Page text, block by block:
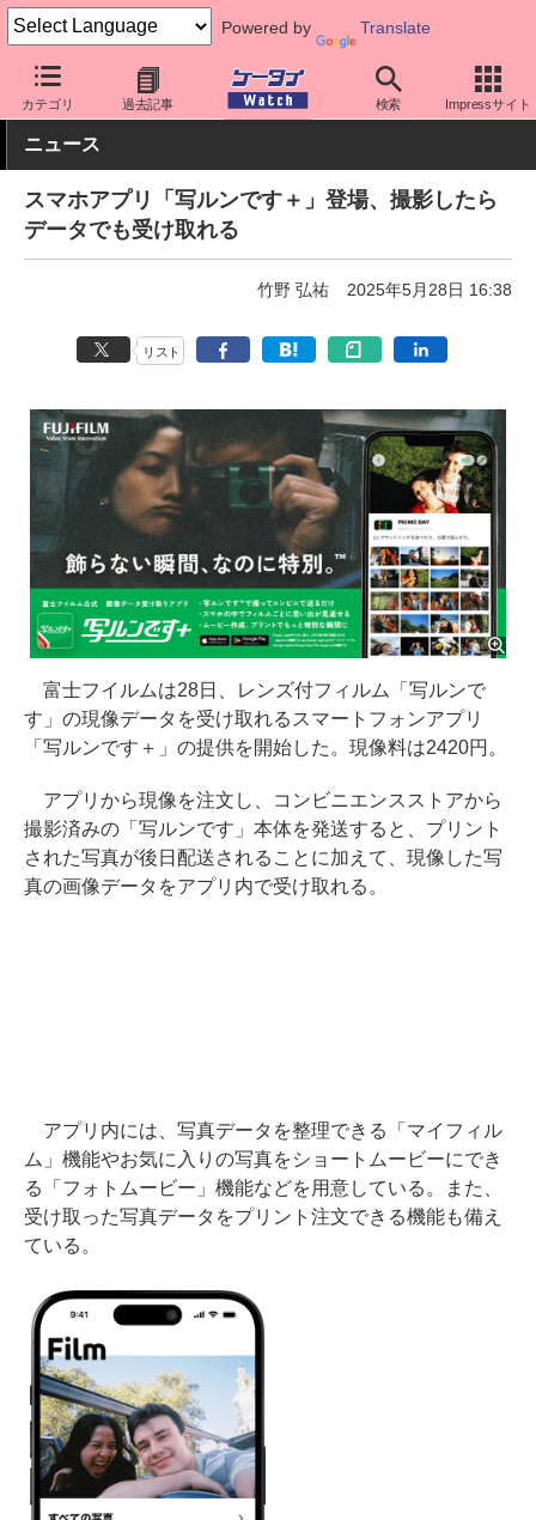
Powered by Translate
カテゴリ 過去記事 検索 Impressサイト
ケータイ Watch アプリ・サービス カメラ/写真
ニュース
スマホアプリ「写ルンです＋」登場、撮影したら
データでも受け取れる
竹野 弘祐 2025年5月28日 16:38
リスト
富士フイルムは28日、レンズ付フィルム「写ルンで
す」の現像データを受け取れるスマートフォンアプリ
「写ルンです＋」の提供を開始した。現像料は2420円。
アプリから現像を注文し、コンビニエンスストアから
撮影済みの「写ルンです」本体を発送すると、プリント
された写真が後日配送されることに加えて、現像した写
真の画像データをアプリ内で受け取れる。
アプリ内には、写真データを整理できる「マイフィル
ム」機能やお気に入りの写真をショートムービーにでき
る「フォトムービー」機能などを用意している。また、
受け取った写真データをプリント注文できる機能も備え
ている。